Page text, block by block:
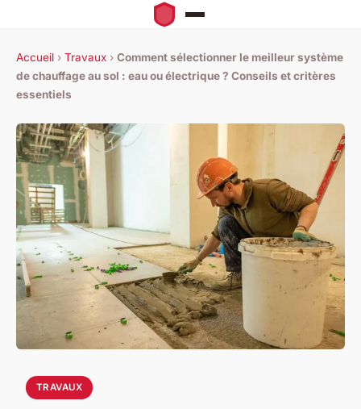
Accueil › Travaux › Comment sélectionner le meilleur système
de chauffage au sol : eau ou électrique ? Conseils et critères
essentiels
TRAVAUX